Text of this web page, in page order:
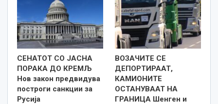
СЕНАТОТ СО ЈАСНА
ПОРАКА ДО КРЕМЉ
Нов закон предвидува
построги санкции за
Русија
ВОЗАЧИТЕ СЕ
ДЕПОРТИРААТ,
КАМИОНИТЕ
ОСТАНУВААТ НА
ГРАНИЦА Шенген и